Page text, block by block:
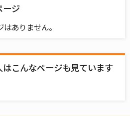
ージ
ありません。
こんなページも見ています